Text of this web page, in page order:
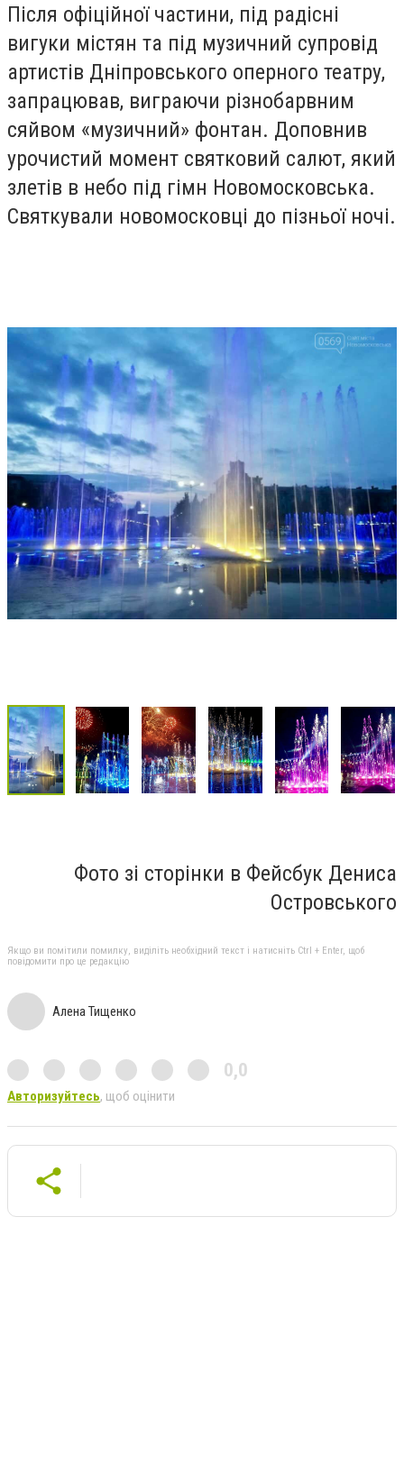
Після офіційної частини, під радісні
вигуки містян та під музичний супровід
артистів Дніпровського оперного театру,
запрацював, виграючи різнобарвним
сяйвом «музичний» фонтан. Доповнив
урочистий момент святковий салют, який
злетів в небо під гімн Новомосковська.
Святкували новомосковці до пізньої ночі.
Фото зі сторінки в Фейсбук Дениса
Островського
Якщо ви помітили помилку, виділіть необхідний текст і натисніть Ctrl + Enter, щоб
повідомити про це редакцію
Алена Тищенко
0,0
Авторизуйтесь, щоб оцінити